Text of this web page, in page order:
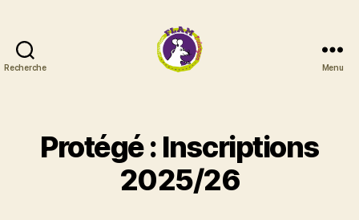
Recherche Menu
Protégé : Inscriptions
2025/26